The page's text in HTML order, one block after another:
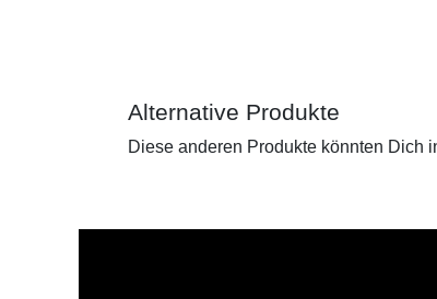
Alternative Produkte
Diese anderen Produkte könnten Dich